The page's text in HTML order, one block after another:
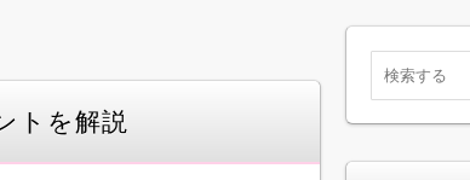
トを解説